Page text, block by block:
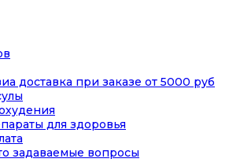
доставка при заказе от 5000 руб
для здоровья
задаваемые вопросы